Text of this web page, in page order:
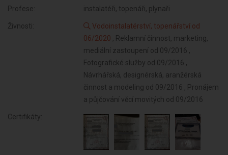
Profese: instalatéři, topenáři, plynaři
Živnosti:
Vodoinstalatérství, topenářství od
06/2020 , Reklamní činnost, marketing,
mediální zastoupení od 09/2016 ,
Fotografické služby od 09/2016 ,
Návrhářská, designérská, aranžérská
činnost a modeling od 09/2016 , Pronájem
a půjčování věcí movitých od 09/2016
Certifikáty: